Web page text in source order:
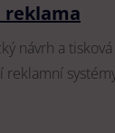
reklama
návrh a